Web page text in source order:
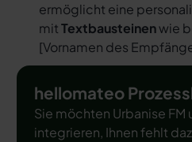
ermöglicht eine
mitTextbausteinenwie
[Vornamen des
hellomateo
Sie möchten Urbanise FM
integrieren, Ihnen fehlt